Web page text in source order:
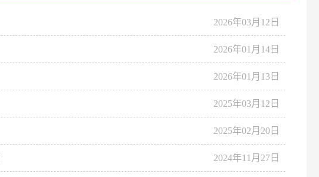
2026年03月12日
2026年01月14日
2026年01月13日
2025年03月12日
2025年02月20日
2024年11月27日